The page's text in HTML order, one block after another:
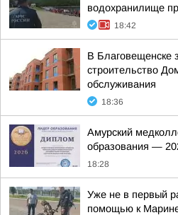
водохранилище
18:42
В Благовещенске
строительство
обслуживания
18:36
Амурский
образования —
18:28
Уже не в первый
помощью к